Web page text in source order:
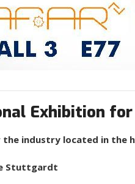
Exhibition
industry located in the
Stuttgardt